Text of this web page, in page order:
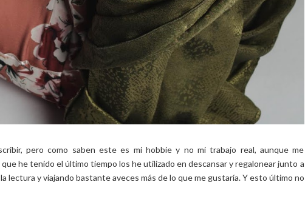
pero como saben este es mi hobbie y no mi trabajo real, aunque me
he tenido el último tiempo los he utilizado en descansar y regalonear junto a
lectura y viajando bastante aveces más de lo que me gustaría. Y esto último no